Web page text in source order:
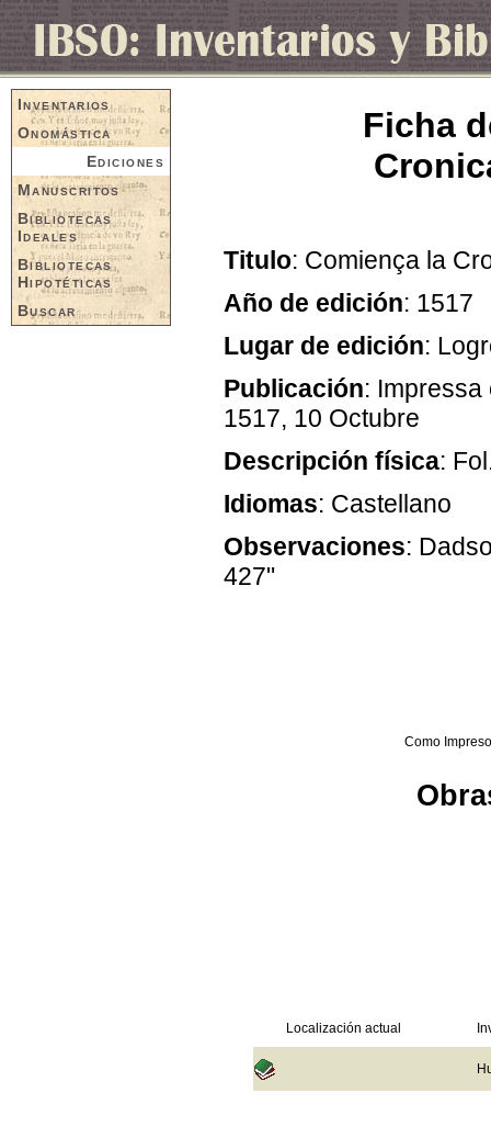
Inventarios
Onomástica
Ediciones
Manuscritos
Bibliotecas
Ideales
Bibliotecas
Hipotéticas
Buscar
Ficha
Titulo: Comiença la
Año de edición: 1517
Lugar de edición:
Publicación: Impressa
1517, 10 Octubre
Descripción física:
Idiomas: Castellano
Observaciones:
427"
Como
Localización actual